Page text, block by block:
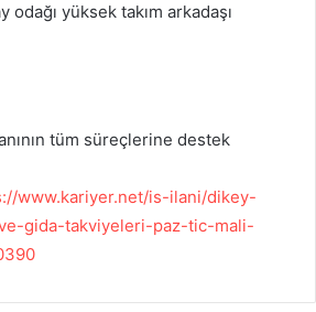
odağı yüksek takım arkadaşı
tüm süreçlerine destek
www.kariyer.net/is-ilani/dikey-
gida-takviyeleri-paz-tic-mali-